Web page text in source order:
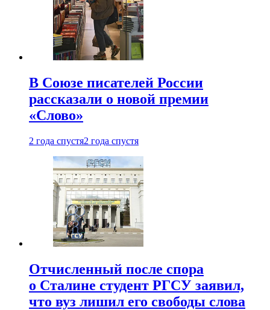
В Союзе писателей России
рассказали о новой премии
«Слово»
2 года спустя2 года спустя
Отчисленный после спора
о Сталине студент РГСУ заявил,
что вуз лишил его свободы слова